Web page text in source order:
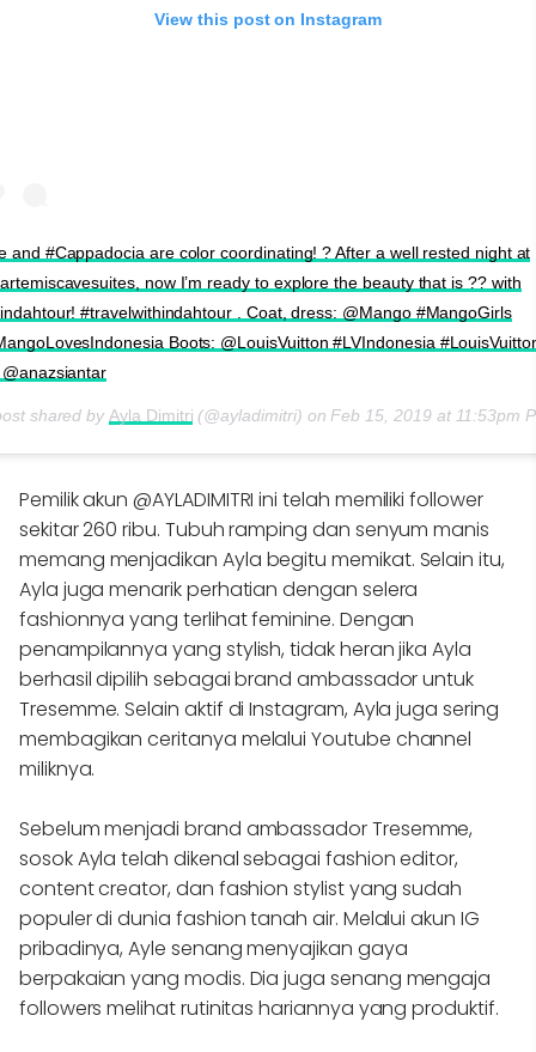
View this post on Instagram
and #Cappadocia are color coordinating! ? After a well rested night at
now I’m ready to explore the beauty that is ?? with
#travelwithindahtour . Coat, dress: @Mango #MangoGirls
Boots: @LouisVuitton #LVIndonesia
shared by Ayla Dimitri (@ayladimitri) on Feb 15, 2019 at 11:53pm
Pemilik akun @AYLADIMITRI ini telah memiliki follower
sekitar 260 ribu. Tubuh ramping dan senyum manis
memang menjadikan Ayla begitu memikat. Selain itu,
Ayla juga menarik perhatian dengan selera
fashionnya yang terlihat feminine. Dengan
penampilannya yang stylish, tidak heran jika Ayla
berhasil dipilih sebagai brand ambassador untuk
Tresemme. Selain aktif di Instagram, Ayla juga sering
membagikan ceritanya melalui Youtube channel
miliknya.
Sebelum menjadi brand ambassador Tresemme,
sosok Ayla telah dikenal sebagai fashion editor,
content creator, dan fashion stylist yang sudah
populer di dunia fashion tanah air. Melalui akun IG
pribadinya, Ayle senang menyajikan gaya
berpakaian yang modis. Dia juga senang mengaja
followers melihat rutinitas hariannya yang produktif.